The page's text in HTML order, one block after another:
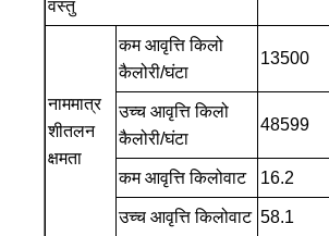
वस्तु
नाममात्र
शीतलन
क्षमता
कम आवृत्ति किलो
कैलोरी/घंटा
13500
उच्च आवृत्ति किलो
कैलोरी/घंटा
48599
कम आवृत्ति किलोवाट 16.2
उच्च आवृत्ति किलोवाट 58.1